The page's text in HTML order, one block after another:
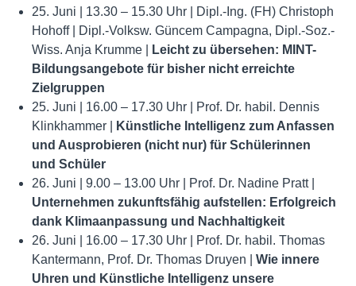
25. Juni | 13.30 – 15.30 Uhr | Dipl.-Ing. (FH) Christoph
Hohoff | Dipl.-Volksw. Güncem Campagna, Dipl.-Soz.-
Wiss. Anja Krumme |
Leicht zu übersehen: MINT-
Bildungsangebote für bisher nicht erreichte
Zielgruppen
25. Juni | 16.00 – 17.30 Uhr | Prof. Dr. habil. Dennis
Klinkhammer |
Künstliche Intelligenz zum Anfassen
und Ausprobieren (nicht nur) für Schülerinnen
und Schüler
26. Juni | 9.00 – 13.00 Uhr | Prof. Dr. Nadine Pratt |
Unternehmen zukunftsfähig aufstellen: Erfolgreich
dank Klimaanpassung und Nachhaltigkeit
26. Juni | 16.00 – 17.30 Uhr | Prof. Dr. habil. Thomas
Kantermann, Prof. Dr. Thomas Druyen | Wie innere
Uhren und Künstliche Intelligenz unsere